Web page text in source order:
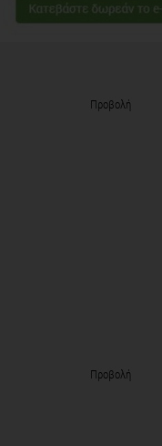
Προβολή
Προβολή